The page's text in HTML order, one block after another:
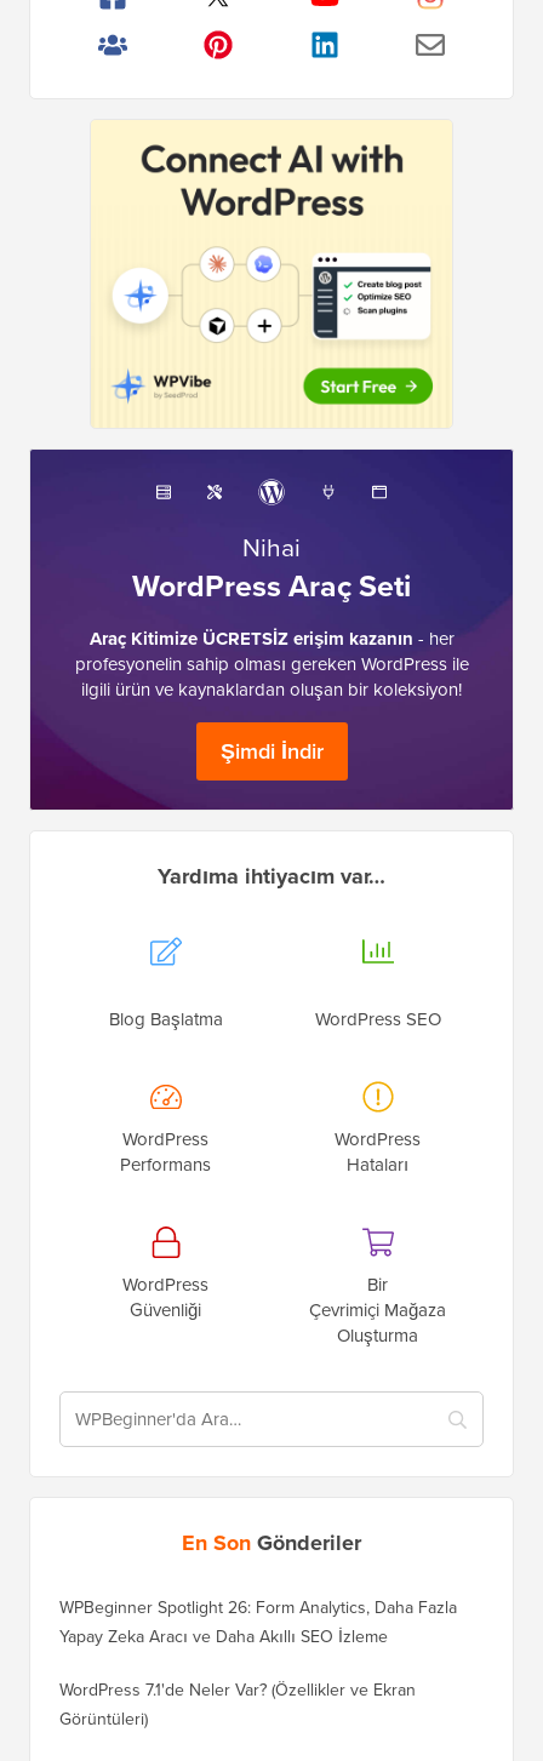
Nihai
WordPress Araç Seti
Araç Kitimize ÜCRETSİZ erişim kazanın - her
profesyonelin sahip olması gereken WordPress ile
ilgili ürün ve kaynaklardan oluşan bir koleksiyon!
Şimdi İndir
Yardıma ihtiyacım var…
Blog Başlatma WordPress SEO
WordPress
Performans
WordPress
Hataları
WordPress
Güvenliği
Bir
Çevrimiçi Mağaza
Oluşturma
En SonGönderiler
WPBeginner Spotlight 26: Form Analytics, Daha Fazla
Yapay Zeka Aracı ve Daha Akıllı SEO İzleme
WordPress 7.1'de Neler Var? (Özellikler ve Ekran
Görüntüleri)